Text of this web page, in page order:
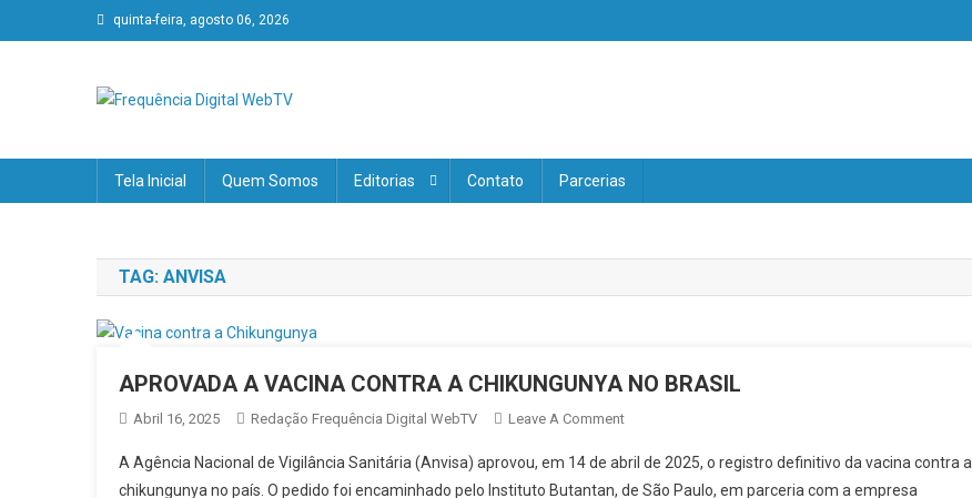
to
quinta-feira, agosto 06, 2026
Tela Inicial Quem Somos Editorias Contato Parcerias
TAG: ANVISA
APROVADA A VACINA CONTRA A CHIKUNGUNYA NO BRASIL
Abril 16, 2025 Redação Frequência Digital WebTV Leave A CommentOn
A
VACINA
A Agência Nacional de Vigilância Sanitária (Anvisa) aprovou, em 14 de abril de 2025, o registro definitivo da vacina contra a
chikungunya no país. O pedido foi encaminhado pelo Instituto Butantan, de São Paulo, em parceria com a empresa